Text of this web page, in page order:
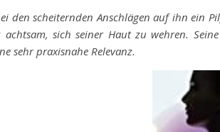
den scheiternden Anschlägen auf ihn ein
achtsam, sich seiner Haut zu wehren.
sehr praxisnahe Relevanz.